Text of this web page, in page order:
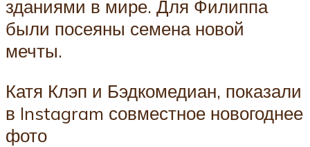
зданиями в мире. Для Филиппа
были посеяны семена новой
мечты.
Катя Клэп и Бэдкомедиан, показали
в Instagram совместное новогоднее
фото